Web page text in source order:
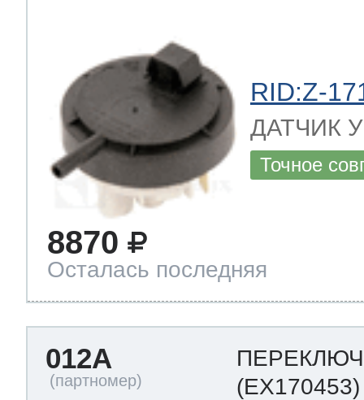
RID:Z-
ДАТЧИК
Точное
8870
Осталась последняя
012A
(EX170453)